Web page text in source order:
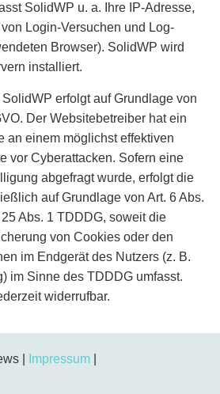
SolidWP u. a. Ihre IP-Adresse,
Login-Versuchen und Log-
Browser). SolidWP wird
installiert.
erfolgt auf Grundlage von
Der Websitebetreiber hat ein
an einem möglichst effektiven
vor Cyberattacken. Sofern eine
abgefragt wurde, erfolgt die
auf Grundlage von Art. 6 Abs.
Abs. 1 TDDDG, soweit die
von Cookies oder den
im Endgerät des Nutzers (z. B.
im Sinne des TDDDG umfasst.
widerrufbar.
| Impressum